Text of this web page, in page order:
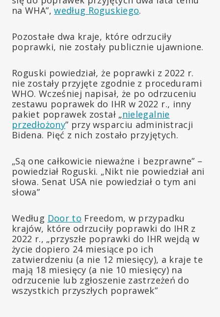
na WHA”,według Roguskiego.
Pozostałe dwa kraje, które odrzuciły
poprawki, nie zostały publicznie ujawnione.
Roguski powiedział, że poprawki z 2022 r.
nie zostały przyjęte zgodnie z procedurami
WHO. Wcześniej napisał, że po odrzuceniu
zestawu poprawek do IHR w 2022 r., inny
pakiet poprawek został „nielegalnie
przedłożony” przy wsparciu administracji
Bidena. Pięć z nich zostało przyjętych.
„Są one całkowicie nieważne i bezprawne” –
powiedział Roguski. „Nikt nie powiedział ani
słowa. Senat USA nie powiedział o tym ani
słowa”
Według Door to Freedom, w przypadku
krajów, które odrzuciły poprawki do IHR z
2022 r., „przyszłe poprawki do IHR wejdą w
życie dopiero 24 miesiące po ich
zatwierdzeniu (a nie 12 miesięcy), a kraje te
mają 18 miesięcy (a nie 10 miesięcy) na
odrzucenie lub zgłoszenie zastrzeżeń do
wszystkich przyszłych poprawek”